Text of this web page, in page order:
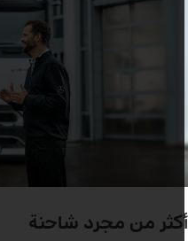
من مجرد شاحنة